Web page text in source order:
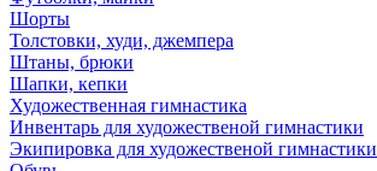
Шорты
Толстовки, худи, джемпера
Штаны, брюки
Шапки, кепки
Художественная гимнастика
Инвентарь для художественой гимнастики
Экипировка для художественой гимнастики